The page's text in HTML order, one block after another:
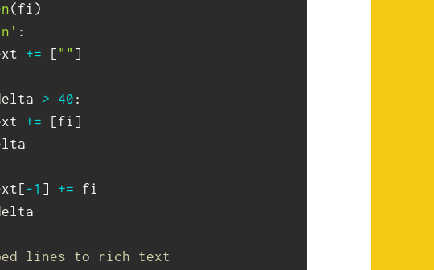
(fi )
:
+= [ "" ]
> 40 :
+= [fi ]
[ - 1 ] += fi
lines to rich text